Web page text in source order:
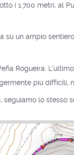
i 1.700 metri, al
su un ampio
Rogueira.
più difficili,
lo stesso